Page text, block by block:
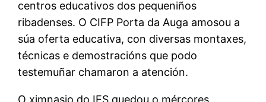
centros educativos dos pequeniños
ribadenses. O CIFP Porta da Auga amosou a
súa oferta educativa, con diversas montaxes,
técnicas e demostracións que podo
testemuñar chamaron a atención.
O ximnasio do IES quedou o mércores